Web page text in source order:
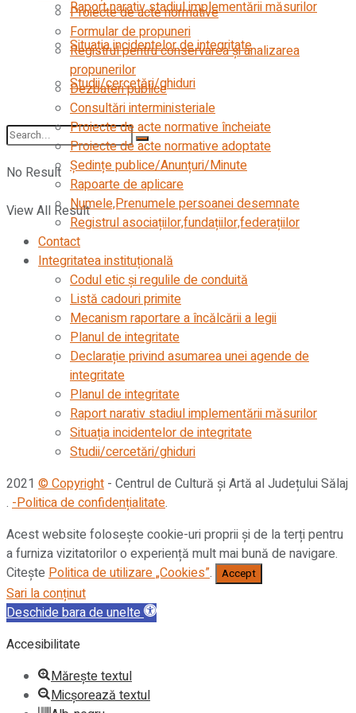
Raport narativ stadiul implementării măsurilor
Situația incidentelor de integritate
Studii/cercetări/ghiduri
No Result
View All Result
Proiecte de acte normative
Formular de propuneri
Registrul pentru conservarea și analizarea
propunerilor
Dezbateri publice
Consultări interministeriale
Proiecte de acte normative încheiate
Proiecte de acte normative adoptate
Ședințe publice/Anunțuri/Minute
Rapoarte de aplicare
Numele,Prenumele persoanei desemnate
Registrul asociațiilor,fundațiilor,federațiilor
Contact
Integritatea instituțională
Codul etic şi regulile de conduită
Listă cadouri primite
Mecanism raportare a încălcării a legii
Planul de integritate
Declarație privind asumarea unei agende de
integritate
Planul de integritate
Raport narativ stadiul implementării măsurilor
Situația incidentelor de integritate
Studii/cercetări/ghiduri
2021 © Copyright - Centrul de Cultură și Artă al Județului Sălaj
. -Politica de confidențialitate.
Acest website folosește cookie-uri proprii și de la terți pentru
a furniza vizitatorilor o experiență mult mai bună de navigare.
Citește Politica de utilizare „Cookies”. Accept
Sari la conținut
Deschide bara de unelte
Accesibilitate
Mărește textul
Micșorează textul